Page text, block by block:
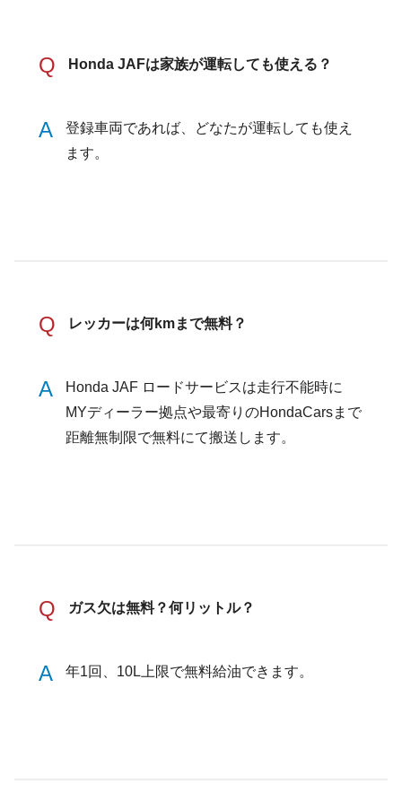
Q Honda JAFは家族が運転しても使える？
A
登録車両であれば、どなたが運転しても使え
ます。
Q レッカーは何kmまで無料？
A
Honda JAF ロードサービスは走行不能時に
MYディーラー拠点や最寄りのHondaCarsまで
距離無制限で無料にて搬送します。
Q ガス欠は無料？何リットル？
A 年1回、10L上限で無料給油できます。